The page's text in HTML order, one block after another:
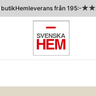
butikHemleverans från 195:-